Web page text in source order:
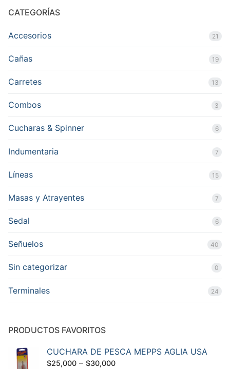
CATEGORÍAS
Accesorios 21
Cañas 19
Carretes 13
Combos 3
Cucharas & Spinner 6
Indumentaria 7
Líneas 15
Masas y Atrayentes 7
Sedal 6
Señuelos 40
Sin categorizar 0
Terminales 24
PRODUCTOS FAVORITOS
CUCHARA DE PESCA MEPPS AGLIA USA
$25,000 – $30,000